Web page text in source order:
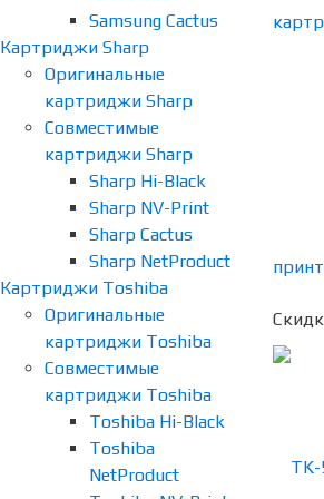
Samsung Cactus
Картриджи Sharp
Оригинальные
картриджи Sharp
Совместимые
картриджи Sharp
Sharp Hi-Black
Sharp NV-Print
Sharp Cactus
Sharp NetProduct
Картриджи Toshiba
Оригинальные
картриджи Toshiba
Совместимые
картриджи Toshiba
Toshiba Hi-Black
Toshiba
NetProduct